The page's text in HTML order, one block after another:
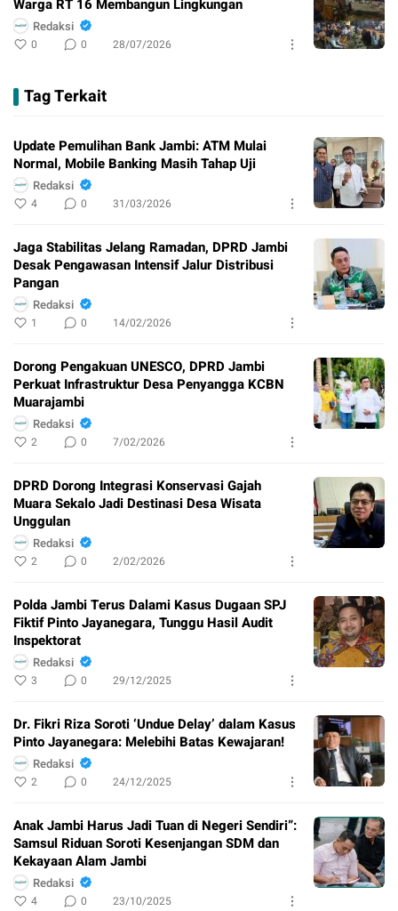
Warga RT 16 Membangun Lingkungan
Redaksi
0 0 28/07/2026
Tag Terkait
Update Pemulihan Bank Jambi: ATM Mulai
Normal, Mobile Banking Masih Tahap Uji
Redaksi
4 0 31/03/2026
Jaga Stabilitas Jelang Ramadan, DPRD Jambi
Desak Pengawasan Intensif Jalur Distribusi
Pangan
Redaksi
1 0 14/02/2026
Dorong Pengakuan UNESCO, DPRD Jambi
Perkuat Infrastruktur Desa Penyangga KCBN
Muarajambi
Redaksi
2 0 7/02/2026
DPRD Dorong Integrasi Konservasi Gajah
Muara Sekalo Jadi Destinasi Desa Wisata
Unggulan
Redaksi
2 0 2/02/2026
Polda Jambi Terus Dalami Kasus Dugaan SPJ
Fiktif Pinto Jayanegara, Tunggu Hasil Audit
Inspektorat
Redaksi
3 0 29/12/2025
Dr. Fikri Riza Soroti ‘Undue Delay’ dalam Kasus
Pinto Jayanegara: Melebihi Batas Kewajaran!
Redaksi
2 0 24/12/2025
Anak Jambi Harus Jadi Tuan di Negeri Sendiri”:
Samsul Riduan Soroti Kesenjangan SDM dan
Kekayaan Alam Jambi
Redaksi
4 0 23/10/2025